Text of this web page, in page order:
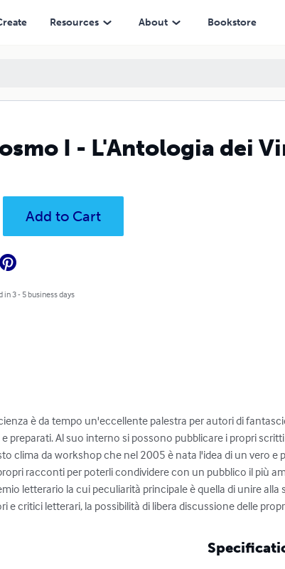
Resources About Bookstore
I - L'Antologia dei
Add to Cart
in 3 - 5 business days
è da tempo un'eccellente palestra per autori di
preparati. Al suo interno si possono pubblicare i propri
clima da workshop che nel 2005 è nata l'idea di un vero
racconti per poterli condividere con un pubblico il più
letterario la cui peculiarità principale è quella di unire alla
e critici letterari, la possibilità di libera discussione delle